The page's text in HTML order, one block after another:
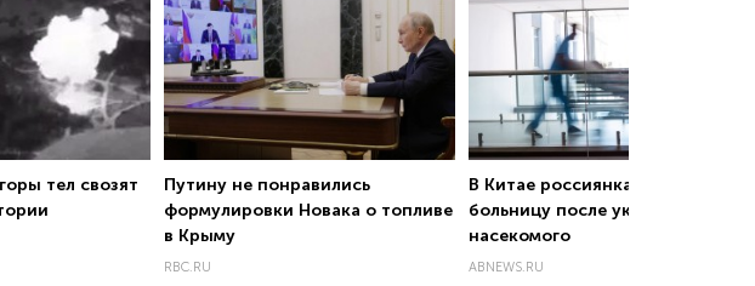
тел свозят
️Путину не понравились
формулировки Новака о топливе
в Крыму
RBC.RU
В Китае россиянка попала в
больницу после укуса
насекомого
ABNEWS.RU